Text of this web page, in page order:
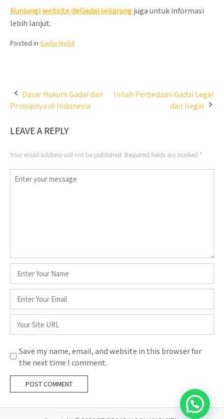
Kunjungi website deGadai sekarangjuga untuk informasi
lebih lanjut.
Posted in Gadai Mobil
Post
Dasar Hukum Gadai dan
Prinsipnya di Indonesia
Inilah Perbedaan Gadai Legal
dan Ilegal
LEAVE A REPLY
Your email address will not be published. Required fields are marked *
Comment
Name
Email
Website
Save my name, email, and website in this browser for
the next time I comment.